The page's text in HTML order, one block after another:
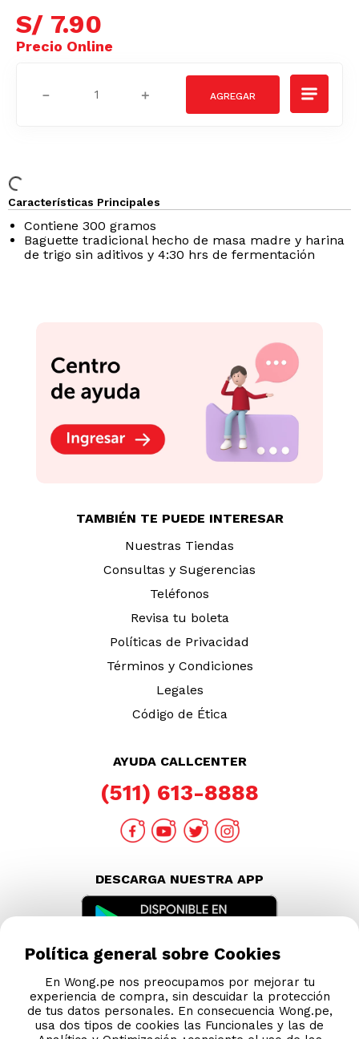
S/ 7.90
＋
－
Características Principales
Contiene 300 gramos
Baguette tradicional hecho de masa madre y harina
de trigo sin aditivos y 4:30 hrs de fermentación
TAMBIÉN TE PUEDE INTERESAR
Nuestras Tiendas
Consultas y Sugerencias
Teléfonos
Revisa tu boleta
Políticas de Privacidad
Términos y Condiciones
Legales
Código de Ética
AYUDA CALLCENTER
(511) 613-8888
DESCARGA NUESTRA APP
Política general sobre Cookies
En Wong.pe nos preocupamos por mejorar tu
experiencia de compra, sin descuidar la protección
de tus datos personales. En consecuencia Wong.pe,
usa dos tipos de cookies las Funcionales y las de